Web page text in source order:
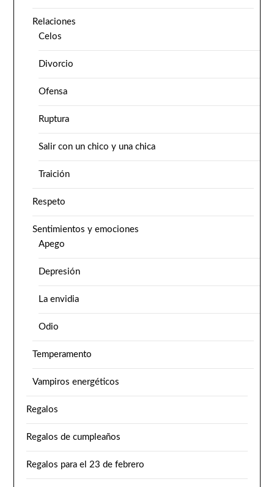
Relaciones
Celos
Divorcio
Ofensa
Ruptura
Salir con un chico y una chica
Traición
Respeto
Sentimientos y emociones
Apego
Depresión
La envidia
Odio
Temperamento
Vampiros energéticos
Regalos
Regalos de cumpleaños
Regalos para el 23 de febrero